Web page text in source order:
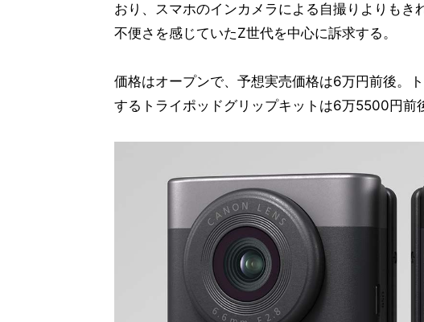
おり、スマホのインカメラによる自撮りよりも
不便さを感じていたZ世代を中心に訴求する。
価格はオープンで、予想実売価格は6万円前後。
するトライポッドグリップキットは6万5500円前